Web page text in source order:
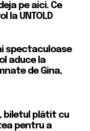
pe aici. Ce
la UNTOLD
spectaculoase
aduce la
de Gina,
biletul plătit cu
pentru a